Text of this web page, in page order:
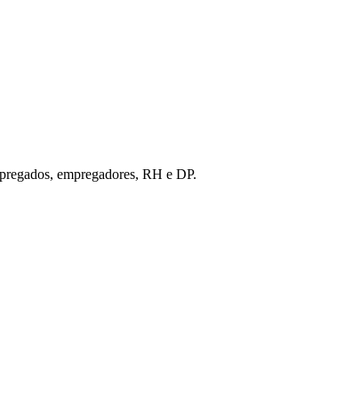
empregadores, RH e DP.